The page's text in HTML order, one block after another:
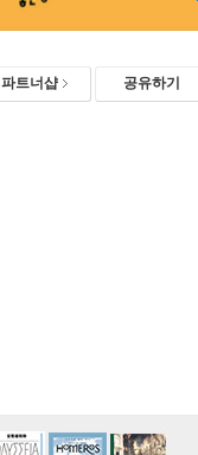
파트너샵 공유하기